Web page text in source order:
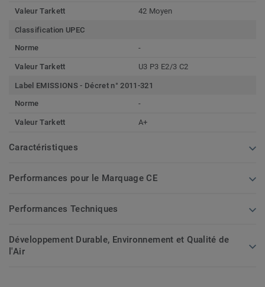
Valeur Tarkett 42 Moyen
Classification UPEC
Norme
-
Valeur Tarkett U3 P3 E2/3 C2
Label EMISSIONS - Décret n° 2011-321
Norme
-
Valeur Tarkett A+
Caractéristiques
Performances pour le Marquage CE
Performances Techniques
Développement Durable, Environnement et Qualité de
l'Air